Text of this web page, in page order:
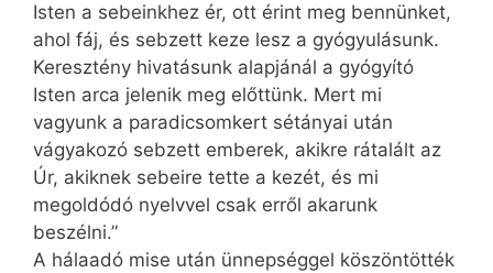
Isten a sebeinkhez ér, ott érint meg bennünket,
ahol fáj, és sebzett keze lesz a gyógyulásunk.
Keresztény hivatásunk alapjánál a gyógyító
Isten arca jelenik meg előttünk. Mert mi
vagyunk a paradicsomkert sétányai után
vágyakozó sebzett emberek, akikre rátalált az
Úr, akiknek sebeire tette a kezét, és mi
megoldódó nyelvvel csak erről akarunk
beszélni.”
A hálaadó mise után ünnepséggel köszöntötték